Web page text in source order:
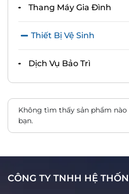
Thang Máy Gia Đình
Thiết Bị Vệ Sinh
Dịch Vụ Bảo Trì
Không tìm thấy sản phẩm
bạn.
CÔNG TY TNHH HỆ